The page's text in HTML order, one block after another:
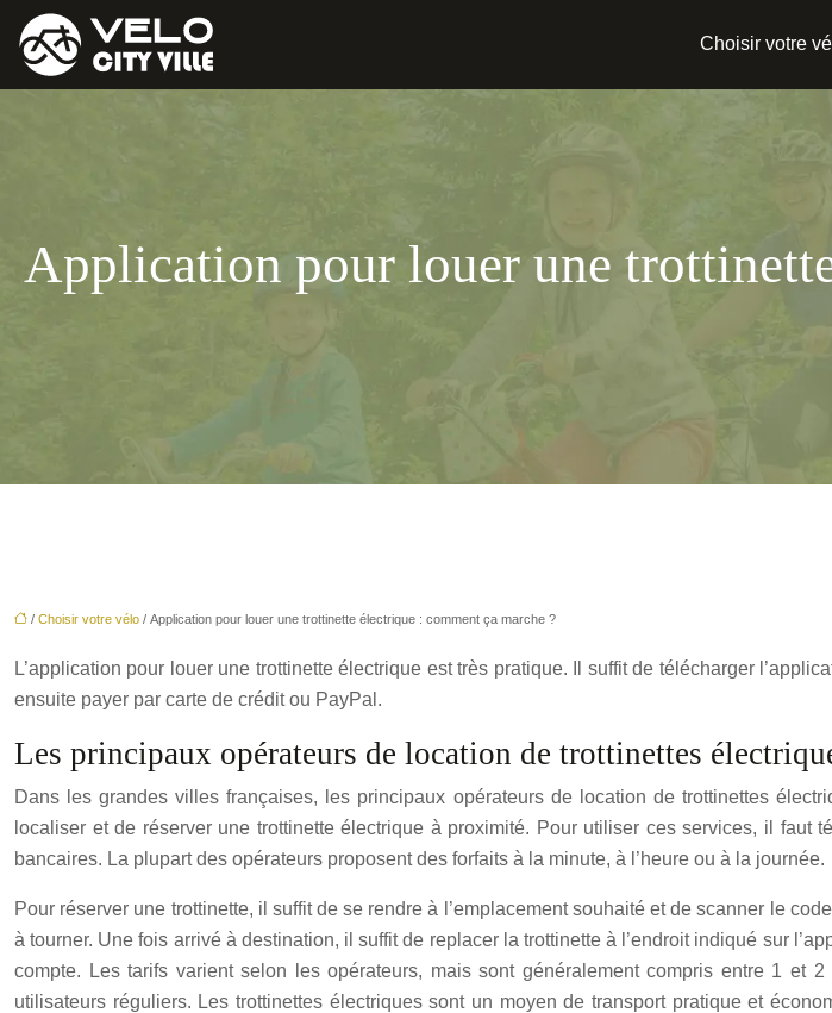
Choisir votre
Application pour louer une
/ Choisir votre vélo / Application pour louer une trottinette électrique : comment ça marche ?
L’application pour louer une trottinette électrique est très pratique. Il suffit de télécharger
ensuite payer par carte de crédit ou PayPal.
Les principaux opérateurs de location de trottinettes
Dans les grandes villes françaises, les principaux opérateurs de location de trottinettes
localiser et de réserver une trottinette électrique à proximité. Pour utiliser ces services, il faut
bancaires. La plupart des opérateurs proposent des forfaits à la minute, à l’heure ou à la journée.
Pour réserver une trottinette, il suffit de se rendre à l’emplacement souhaité et de scanner le
à tourner. Une fois arrivé à destination, il suffit de replacer la trottinette à l’endroit indiqué sur
compte. Les tarifs varient selon les opérateurs, mais sont généralement compris entre 1 et
utilisateurs réguliers. Les trottinettes électriques sont un moyen de transport pratique et